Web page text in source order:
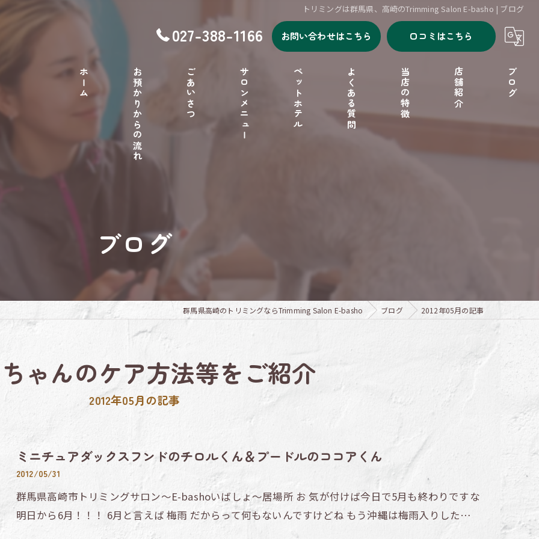
トリミングは群馬県、高崎のTrimming Salon E-basho | ブログ
027-388-1166 お問い合わせはこちら 口コミはこちら
ホーム お預かりからの流れ ごあいさつ サロンメニュー ペットホテル よくある質問 当店の特徴
シャンプー
店舗紹介 ブログ
ブログ
群馬県高崎のトリミングならTrimming Salon E-basho ブログ 2012年05月の記事
ゃんのケア方法等をご紹介
2012年05月の記事
ミニチュアダックスフンドのチロルくん＆プードルのココアくん
2012/05/31
群馬県高崎市トリミングサロン～E-bashoいばしょ～居場所 お 気が付けば今日で5月も終わりですな
明日から6月！！！ 6月と言えば 梅雨 だからって何もないんですけどね もう沖縄は梅雨入りした…